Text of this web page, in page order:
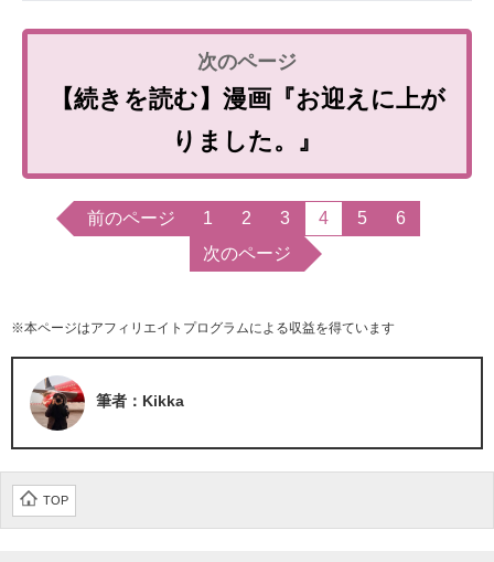
【続きを読む】漫画『お迎えに上が
りました。』
前のページ 1 2 3 4 5
6
次のページ
※本ページはアフィリエイトプログラムによる収益を得ています
筆者：Kikka
TOP